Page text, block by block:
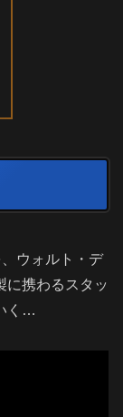
ウォルト・デ
に携わるスタッ
く…